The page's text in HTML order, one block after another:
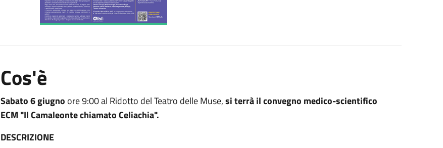
Cos'è
Sabato 6 giugno ore 9:00 al Ridotto del Teatro delle Muse,si terrà il convegno medico-scientifico
ECM "Il Camaleonte chiamato Celiachia".
DESCRIZIONE